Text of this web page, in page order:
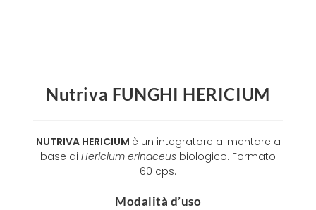
Nutriva FUNGHI HERICIUM
NUTRIVA HERICIUM è un integratore alimentare a
base di Hericium erinaceus biologico. Formato
60 cps.
Modalità d’uso